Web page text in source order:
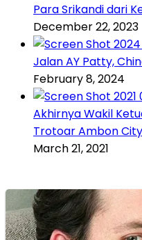
Para Srikandi dari
December 22, 2023
Jalan AY Patty,
February 8, 2024
Akhirnya Wakil
Trotoar Ambon
March 21, 2021